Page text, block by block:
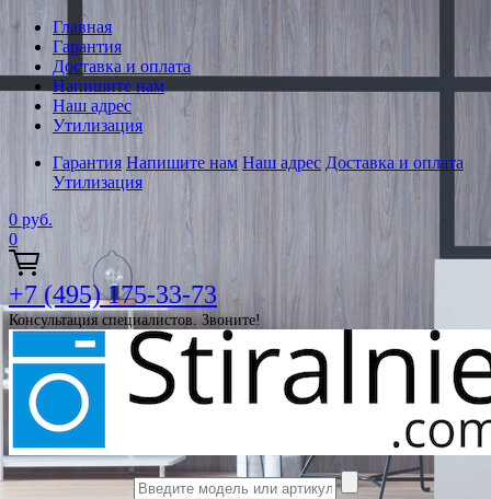
Главная
Гарантия
Доставка и оплата
Напишите нам
Наш адрес
Утилизация
Гарантия Напишите нам Наш адрес Доставка и оплата
Утилизация
0 руб.
0
+7 (495) 175-33-73
Консультация специалистов. Звоните!